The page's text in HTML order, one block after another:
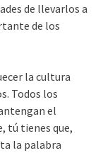
de llevarlos a
de los
la cultura
Todos los
el
tú tienes que,
la palabra